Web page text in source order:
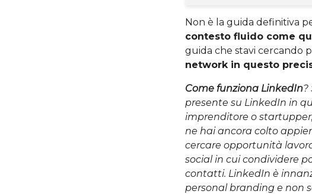
Non è la guida definitiva
contesto fluido come
guida che stavi cercando
network in questo
Come funziona LinkedIn?
presente su LinkedIn in
imprenditore o
ne hai ancora colto
cercare opportunità
social in cui condividere
contatti. LinkedIn è
personal branding e non